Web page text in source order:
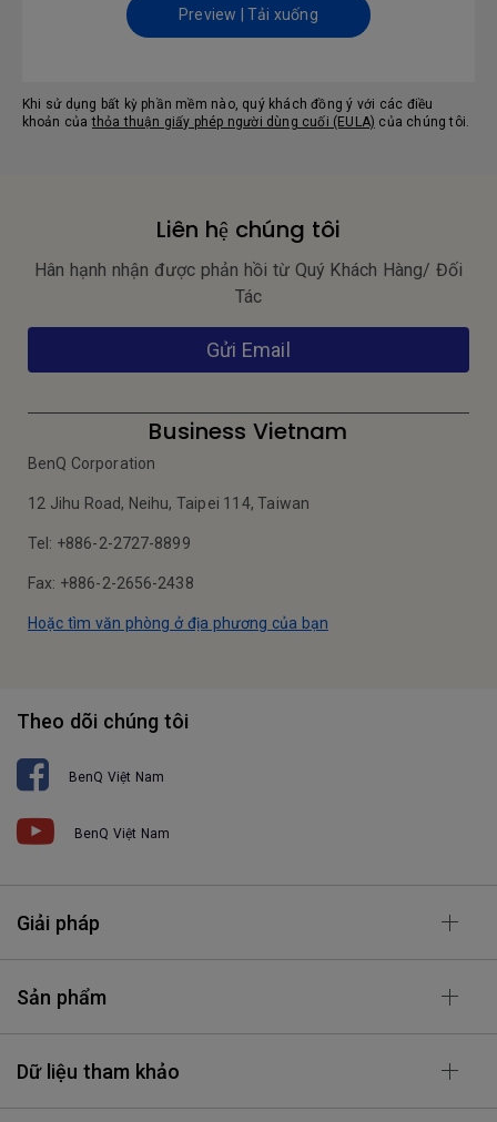
Preview | Tải xuống
Khi sử dụng bất kỳ phần mềm nào, quý khách đồng ý với các điều
khoản củathỏa thuận giấy phép người dùng cuối (EULA) của chúng tôi.
Liên hệ chúng tôi
Hân hạnh nhận được phản hồi từ Quý Khách Hàng/ Đối
Tác
Gửi Email
Business Vietnam
BenQ Corporation
12 Jihu Road, Neihu, Taipei 114, Taiwan
Tel: +886-2-2727-8899
Fax: +886-2-2656-2438
Hoặc tìm văn phòng ở địa phương của bạn
Theo dõi chúng tôi
BenQ Việt Nam
BenQ Việt Nam
Giải pháp
Sản phẩm
Dữ liệu tham khảo